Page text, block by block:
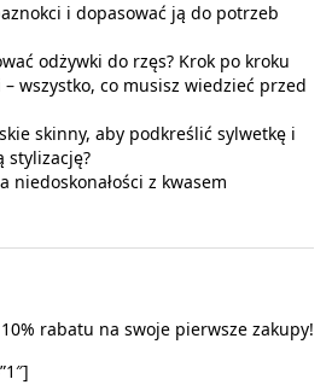
i dopasować ją do potrzeb
odżywki do rzęs? Krok po kroku
wszystko, co musisz wiedzieć przed
skinny, aby podkreślić sylwetkę i
stylizację?
niedoskonałości z kwasem
rabatu na swoje pierwsze zakupy!